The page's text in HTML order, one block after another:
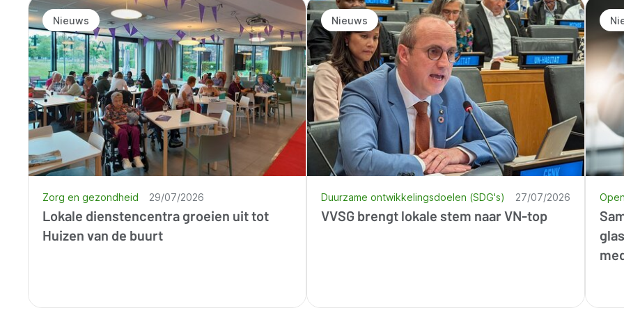
Nieuws
Lokale dienstencentra groeien uit tot
Huizen van de buurt
Zorg en gezondheid 29/07/2026
Nieuws
VVSG brengt lokale stem naar VN-top
Duurzame ontwikkelingsdoelen (SDG's) 27/07/2026